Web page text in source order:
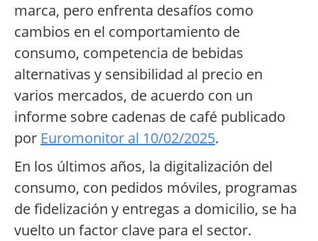
marca, pero enfrenta desafíos como
cambios en el comportamiento de
consumo, competencia de bebidas
alternativas y sensibilidad al precio en
varios mercados, de acuerdo con un
informe sobre cadenas de café publicado
por Euromonitor al 10/02/2025.
En los últimos años, la digitalización del
consumo, con pedidos móviles, programas
de fidelización y entregas a domicilio, se ha
vuelto un factor clave para el sector.